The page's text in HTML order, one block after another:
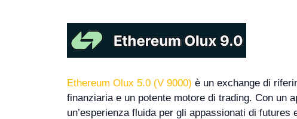
Ethereum Olux 5.0 (V 9000) è un exchange di
finanziaria e un potente motore di trading. Con un
un’esperienza fluida per gli appassionati di futures